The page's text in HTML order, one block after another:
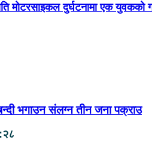
मोटरसाइकल दुर्घटनामा एक युवकको
भगाउन संलग्न तीन जना पक्राउ